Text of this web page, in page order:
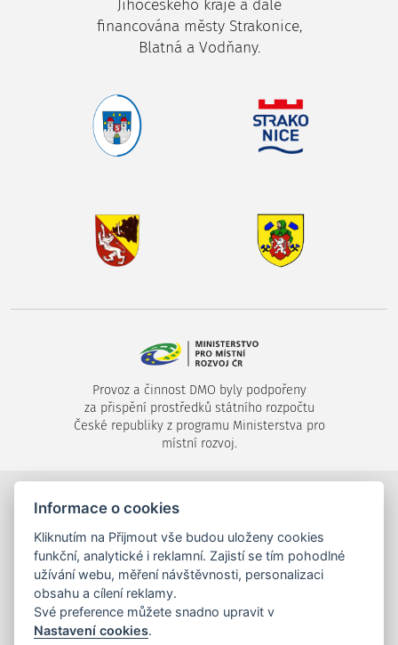
Jihočeského kraje a dále
financována městy Strakonice,
Blatná a Vodňany.
Provoz a činnost DMO byly podpořeny
za přispění prostředků státního rozpočtu
České republiky z programu Ministerstva pro
místní rozvoj.
©2024-2026Destinační společnost Píseckem, s.r.o.
Velké náměstí 1/24, 397 01 Písek,
tel.: +420 725 053 144,info (zavináč) piseckem.cz
mapa stránek
Informace o cookies
Kliknutím na Přijmout vše budou uloženy cookies
funkční, analytické i reklamní. Zajistí se tím pohodlné
užívání webu, měření návštěvnosti, personalizaci
obsahu a cílení reklamy.
Své preference můžete snadno upravit v
Nastavení cookies.